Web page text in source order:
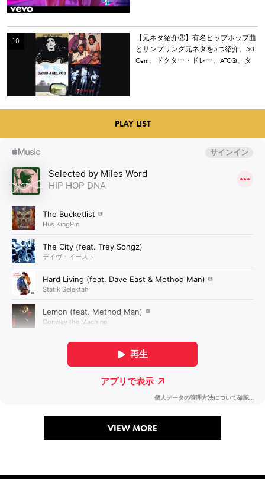
【元ネタ紹介②】有名ヒップホップ曲
とサンプリング元ネタを5つ紹介。50
Cent、ドクター・ドレー、ATCQ、タ
PLAY LIST
VIEW MORE